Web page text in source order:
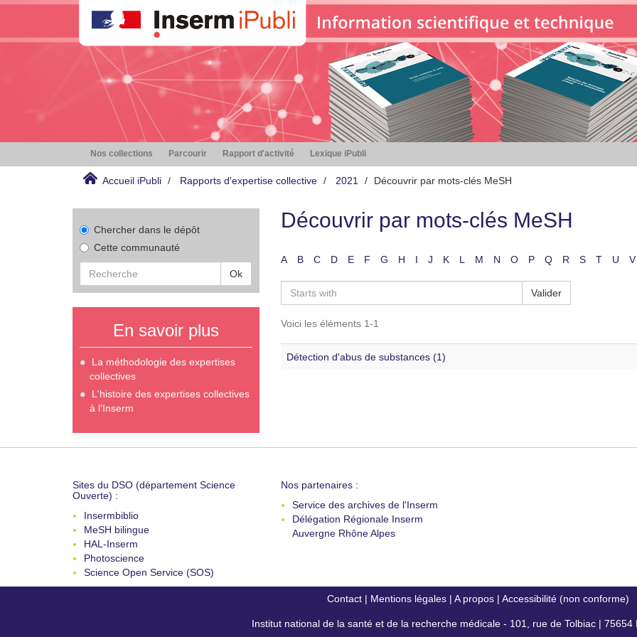
Nos collections Parcourir Rapport d'activité Lexique iPubli
Accueil iPubli Rapports d'expertise collective 2021 Découvrir par mots-clés MeSH
Chercher dans le dépôt
Cette communauté
Ok
En savoir plus
La méthodologie des expertises
collectives
L'histoire des expertises collectives
à l'Inserm
Découvrir par mots-clés MeSH
A B C D E F G H I J K L M N O P Q R S T U V
Valider
Voici les éléments 1-1
Détection d'abus de substances (1)
Sites du DSO (département Science
Ouverte) :
Insermbiblio
MeSH bilingue
HAL-Inserm
Photoscience
Science Open Service (SOS)
Nos partenaires :
Service des archives de l'Inserm
Délégation Régionale Inserm
Auvergne Rhône Alpes
Contact| Mentions légales| A propos| Accessibilité (non conforme)
Institut national de la santé et de la recherche médicale - 101, rue de Tolbiac | 75654